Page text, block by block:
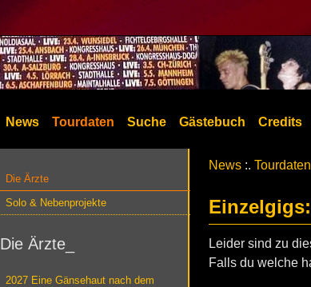
News Tourdaten Suche Gästebuch Credits
Die Ärzte
Solo & Nebenprojekte
Die Ärzte_
2027 Eine Gänsehaut nach dem
News :. Tourdaten
Leider sind zu
Falls du welche